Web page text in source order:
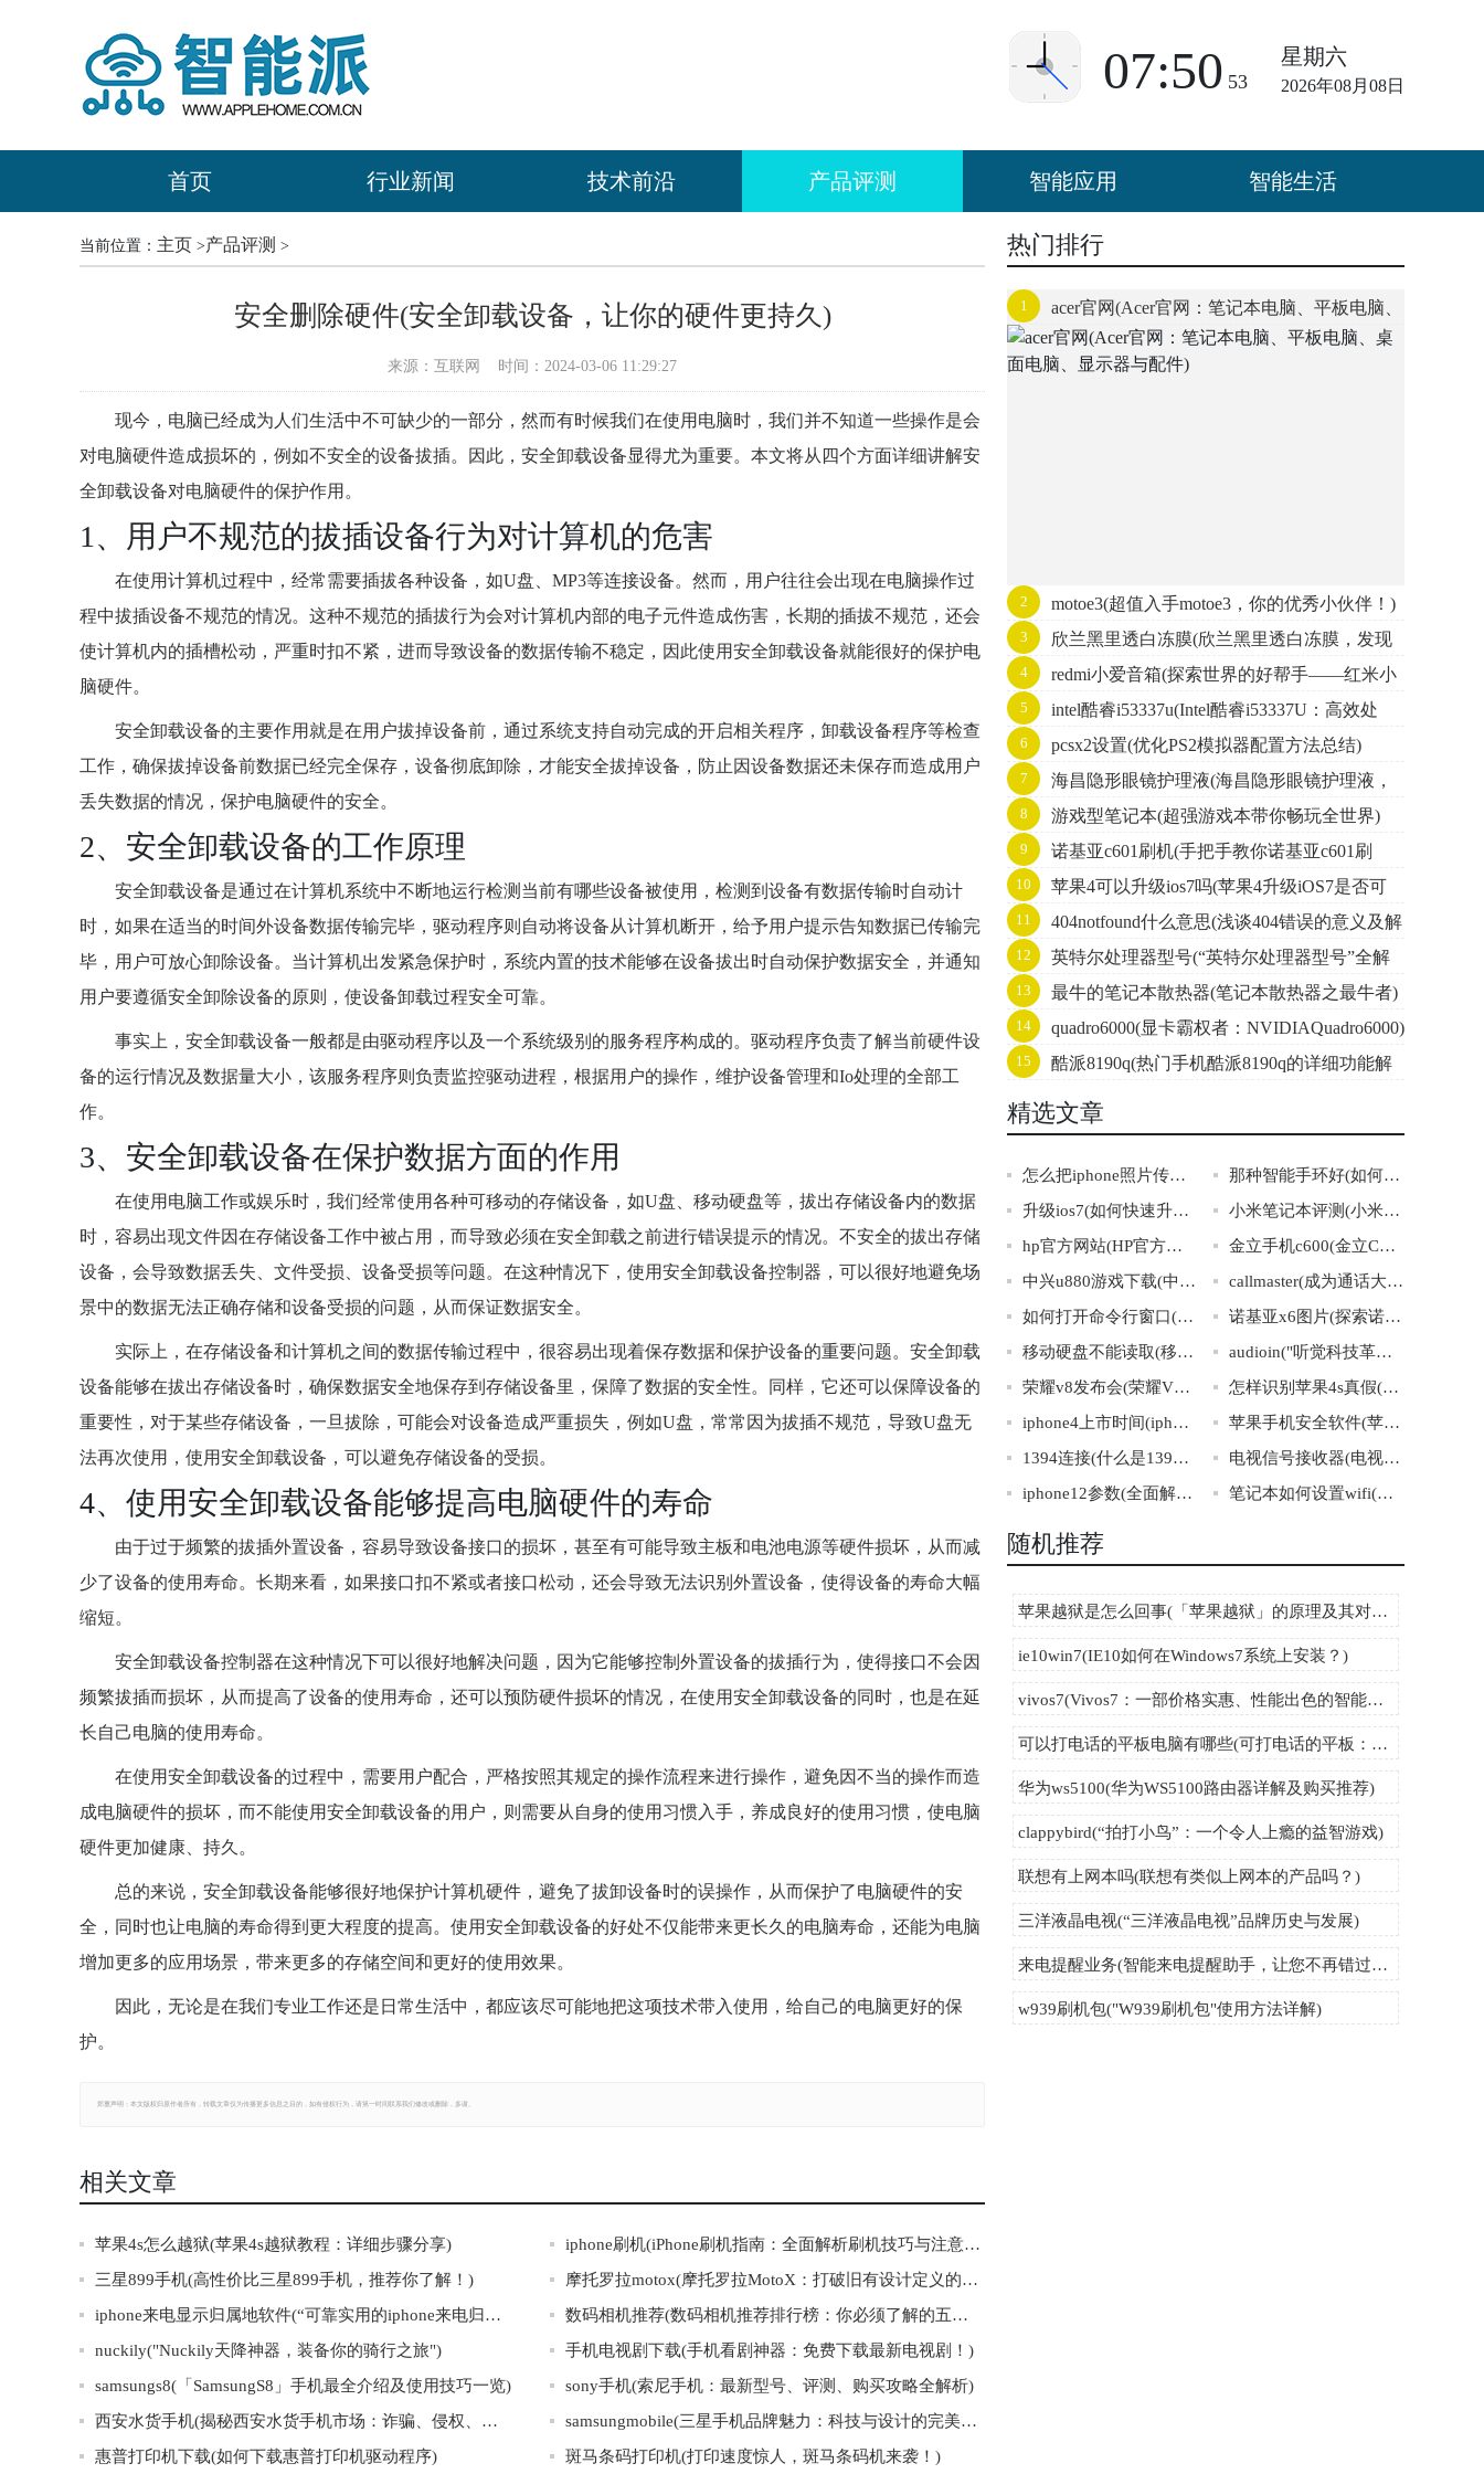
星期六
2026年08月08日
07:50 53
首页 行业新闻 技术前沿 产品评测 智能应用 智能生活
当前位置： 主页 >产品评测 >
安全删除硬件(安全卸载设备，让你的硬件更持久)
来源：互联网 时间：2024-03-06 11:29:27
现今，电脑已经成为人们生活中不可缺少的一部分，然而有时候我们在使用电脑时，我们并不知道一些操作是会
对电脑硬件造成损坏的，例如不安全的设备拔插。因此，安全卸载设备显得尤为重要。本文将从四个方面详细讲解安
全卸载设备对电脑硬件的保护作用。
1、用户不规范的拔插设备行为对计算机的危害
在使用计算机过程中，经常需要插拔各种设备，如U盘、MP3等连接设备。然而，用户往往会出现在电脑操作过
程中拔插设备不规范的情况。这种不规范的插拔行为会对计算机内部的电子元件造成伤害，长期的插拔不规范，还会
使计算机内的插槽松动，严重时扣不紧，进而导致设备的数据传输不稳定，因此使用安全卸载设备就能很好的保护电
脑硬件。
安全卸载设备的主要作用就是在用户拔掉设备前，通过系统支持自动完成的开启相关程序，卸载设备程序等检查
工作，确保拔掉设备前数据已经完全保存，设备彻底卸除，才能安全拔掉设备，防止因设备数据还未保存而造成用户
丢失数据的情况，保护电脑硬件的安全。
2、安全卸载设备的工作原理
安全卸载设备是通过在计算机系统中不断地运行检测当前有哪些设备被使用，检测到设备有数据传输时自动计
时，如果在适当的时间外设备数据传输完毕，驱动程序则自动将设备从计算机断开，给予用户提示告知数据已传输完
毕，用户可放心卸除设备。当计算机出发紧急保护时，系统内置的技术能够在设备拔出时自动保护数据安全，并通知
用户要遵循安全卸除设备的原则，使设备卸载过程安全可靠。
事实上，安全卸载设备一般都是由驱动程序以及一个系统级别的服务程序构成的。驱动程序负责了解当前硬件设
备的运行情况及数据量大小，该服务程序则负责监控驱动进程，根据用户的操作，维护设备管理和Io处理的全部工
作。
3、安全卸载设备在保护数据方面的作用
在使用电脑工作或娱乐时，我们经常使用各种可移动的存储设备，如U盘、移动硬盘等，拔出存储设备内的数据
时，容易出现文件因在存储设备工作中被占用，而导致必须在安全卸载之前进行错误提示的情况。不安全的拔出存储
设备，会导致数据丢失、文件受损、设备受损等问题。在这种情况下，使用安全卸载设备控制器，可以很好地避免场
景中的数据无法正确存储和设备受损的问题，从而保证数据安全。
实际上，在存储设备和计算机之间的数据传输过程中，很容易出现着保存数据和保护设备的重要问题。安全卸载
设备能够在拔出存储设备时，确保数据安全地保存到存储设备里，保障了数据的安全性。同样，它还可以保障设备的
重要性，对于某些存储设备，一旦拔除，可能会对设备造成严重损失，例如U盘，常常因为拔插不规范，导致U盘无
法再次使用，使用安全卸载设备，可以避免存储设备的受损。
4、使用安全卸载设备能够提高电脑硬件的寿命
由于过于频繁的拔插外置设备，容易导致设备接口的损坏，甚至有可能导致主板和电池电源等硬件损坏，从而减
少了设备的使用寿命。长期来看，如果接口扣不紧或者接口松动，还会导致无法识别外置设备，使得设备的寿命大幅
缩短。
安全卸载设备控制器在这种情况下可以很好地解决问题，因为它能够控制外置设备的拔插行为，使得接口不会因
频繁拔插而损坏，从而提高了设备的使用寿命，还可以预防硬件损坏的情况，在使用安全卸载设备的同时，也是在延
长自己电脑的使用寿命。
在使用安全卸载设备的过程中，需要用户配合，严格按照其规定的操作流程来进行操作，避免因不当的操作而造
成电脑硬件的损坏，而不能使用安全卸载设备的用户，则需要从自身的使用习惯入手，养成良好的使用习惯，使电脑
硬件更加健康、持久。
总的来说，安全卸载设备能够很好地保护计算机硬件，避免了拔卸设备时的误操作，从而保护了电脑硬件的安
全，同时也让电脑的寿命得到更大程度的提高。使用安全卸载设备的好处不仅能带来更长久的电脑寿命，还能为电脑
增加更多的应用场景，带来更多的存储空间和更好的使用效果。
因此，无论是在我们专业工作还是日常生活中，都应该尽可能地把这项技术带入使用，给自己的电脑更好的保
护。
郑重声明：本文版权归原作者所有，转载文章仅为传播更多信息之目的，如有侵权行为，请第一时间联系我们修改或删除，多谢。
相关文章
苹果4s怎么越狱(苹果4s越狱教程：详细步骤分享)
iphone刷机(iPhone刷机指南：全面解析刷机技巧与注意事项)
三星899手机(高性价比三星899手机，推荐你了解！)
摩托罗拉motox(摩托罗拉MotoX：打破旧有设计定义的智能手机之一)
iphone来电显示归属地软件(“可靠实用的iphone来电归属地查询工具”)
数码相机推荐(数码相机推荐排行榜：你必须了解的五款相机)
nuckily("Nuckily天降神器，装备你的骑行之旅")
手机电视剧下载(手机看剧神器：免费下载最新电视剧！)
samsungs8(「SamsungS8」手机最全介绍及使用技巧一览)
sony手机(索尼手机：最新型号、评测、购买攻略全解析)
西安水货手机(揭秘西安水货手机市场：诈骗、侵权、仿冒的惊人内幕)
samsungmobile(三星手机品牌魅力：科技与设计的完美结合)
惠普打印机下载(如何下载惠普打印机驱动程序)
斑马条码打印机(打印速度惊人，斑马条码机来袭！)
热门排行
1
acer官网(Acer官网：笔记本电脑、平板电脑、
桌面电脑、显示器与配件)
2 motoe3(超值入手motoe3，你的优秀小伙伴！)
3
欣兰黑里透白冻膜(欣兰黑里透白冻膜，发现
肌肤的新亮点)
4
redmi小爱音箱(探索世界的好帮手——红米小
爱音箱)
5
intel酷睿i53337u(Intel酷睿i53337U：高效处
理，二合一笔记本首选！)
6 pcsx2设置(优化PS2模拟器配置方法总结)
7
海昌隐形眼镜护理液(海昌隐形眼镜护理液，
给你透明的双眼。)
8 游戏型笔记本(超强游戏本带你畅玩全世界)
9
诺基亚c601刷机(手把手教你诺基亚c601刷
机！)
10
苹果4可以升级ios7吗(苹果4升级iOS7是否可
行)
11
404notfound什么意思(浅谈404错误的意义及解
决方法)
12
英特尔处理器型号(“英特尔处理器型号”全解
析，你必须知道的三大关键点！)
13 最牛的笔记本散热器(笔记本散热器之最牛者)
14 quadro6000(显卡霸权者：NVIDIAQuadro6000)
15
酷派8190q(热门手机酷派8190q的详细功能解
析与使用心得分享)
精选文章
怎么把iphone照片传到电脑(实用方法：将iPhone照片快速传输至电脑)
那种智能手环好(如何选择适合自己的智能手环？)
升级ios7(如何快速升级iOS7，完美应对手机升级问题！)
小米笔记本评测(小米笔记本评测：性能与外观并存的性价比之选)
hp官方网站(HP官方网站-探索技术创新，了解HP产品信息及服务！)
金立手机c600(金立C600手机：超越期待的性能与设计)
中兴u880游戏下载(中兴U880游戏免费下载攻略全集)
callmaster(成为通话大师：提高沟通技巧，实现高效沟通。)
如何打开命令行窗口(打开命令行窗口的方法)
诺基亚x6图片(探索诺基亚X6的美妙之处)
移动硬盘不能读取(移动硬盘数据读取失败的常见原因及解决方法)
audioin("听觉科技革新：Audioin引领下一代智能音频体验")
荣耀v8发布会(荣耀V8发布会：重磅亮相你敢错过吗？)
怎样识别苹果4s真假(如何鉴别苹果4s的真伪)
iphone4上市时间(iphone4发布时间揭秘，你了解几个关键节点？)
苹果手机安全软件(苹果手机安全软件大全：保护你的隐私及数据安全)
1394连接(什么是1394连接？)
电视信号接收器(电视信号接收器：品牌购买、性能比较、安装维护全攻略)
iphone12参数(全面解析iPhone12型号的规格及性能差异)
笔记本如何设置wifi(如何设置笔记本电脑的无线网络连接)
随机推荐
苹果越狱是怎么回事(「苹果越狱」的原理及其对设备的影响)
ie10win7(IE10如何在Windows7系统上安装？)
vivos7(Vivos7：一部价格实惠、性能出色的智能手机)
可以打电话的平板电脑有哪些(可打电话的平板：介绍10款性价比高的专业通讯平板推荐)
华为ws5100(华为WS5100路由器详解及购买推荐)
clappybird(“拍打小鸟”：一个令人上瘾的益智游戏)
联想有上网本吗(联想有类似上网本的产品吗？)
三洋液晶电视(“三洋液晶电视”品牌历史与发展)
来电提醒业务(智能来电提醒助手，让您不再错过任何重要电话！)
w939刷机包("W939刷机包"使用方法详解)